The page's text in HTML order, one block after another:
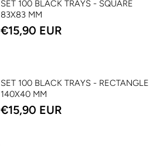
SET 100 BLACK TRAYS - SQUARE
83X83 MM
€15,90 EUR
SET 100 BLACK TRAYS - RECTANGLE
140X40 MM
€15,90 EUR